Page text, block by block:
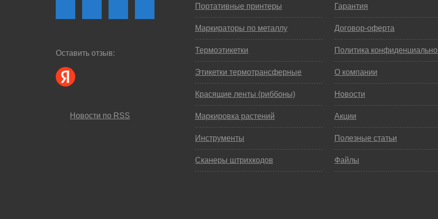
Оставить отзыв:
Новости по RSS
Портативные принтеры
Маркираторы по металлу
Термоэтикетки
Этикетки термотрансферные
Красящие ленты (риббоны)
Маркировка растений
Инструменты
Сканеры штрихкодов
Гарантия
Договор-оферта
Политика
О компании
Новости
Акции
Полезные статьи
Файлы